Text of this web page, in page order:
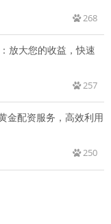
268
放大您的收益，快速
257
金配资服务，高效利用
250